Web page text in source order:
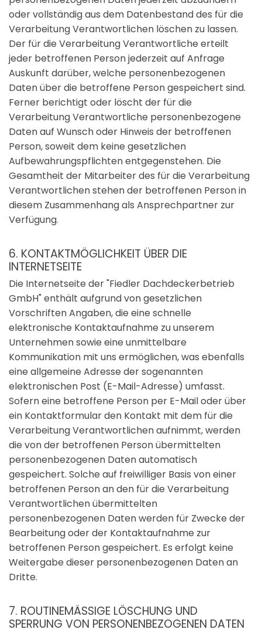
oder vollständig aus dem Datenbestand des für die
Verarbeitung Verantwortlichen löschen zu lassen.
Der für die Verarbeitung Verantwortliche erteilt
jeder betroffenen Person jederzeit auf Anfrage
Auskunft darüber, welche personenbezogenen
Daten über die betroffene Person gespeichert sind.
Ferner berichtigt oder löscht der für die
Verarbeitung Verantwortliche personenbezogene
Daten auf Wunsch oder Hinweis der betroffenen
Person, soweit dem keine gesetzlichen
Aufbewahrungspflichten entgegenstehen. Die
Gesamtheit der Mitarbeiter des für die Verarbeitung
Verantwortlichen stehen der betroffenen Person in
diesem Zusammenhang als Ansprechpartner zur
Verfügung.
6. KONTAKTMÖGLICHKEIT ÜBER DIE
INTERNETSEITE
Die Internetseite der "Fiedler Dachdeckerbetrieb
GmbH" enthält aufgrund von gesetzlichen
Vorschriften Angaben, die eine schnelle
elektronische Kontaktaufnahme zu unserem
Unternehmen sowie eine unmittelbare
Kommunikation mit uns ermöglichen, was ebenfalls
eine allgemeine Adresse der sogenannten
elektronischen Post (E-Mail-Adresse) umfasst.
Sofern eine betroffene Person per E-Mail oder über
ein Kontaktformular den Kontakt mit dem für die
Verarbeitung Verantwortlichen aufnimmt, werden
die von der betroffenen Person übermittelten
personenbezogenen Daten automatisch
gespeichert. Solche auf freiwilliger Basis von einer
betroffenen Person an den für die Verarbeitung
Verantwortlichen übermittelten
personenbezogenen Daten werden für Zwecke der
Bearbeitung oder der Kontaktaufnahme zur
betroffenen Person gespeichert. Es erfolgt keine
Weitergabe dieser personenbezogenen Daten an
Dritte.
7. ROUTINEMÄSSIGE LÖSCHUNG UND S
PERRUNG VON PERSONENBEZOGENEN DATEN